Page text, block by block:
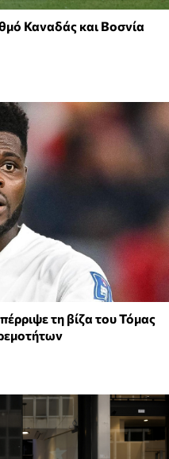
Καναδάς και Βοσνία
τη βίζα του Τόμας